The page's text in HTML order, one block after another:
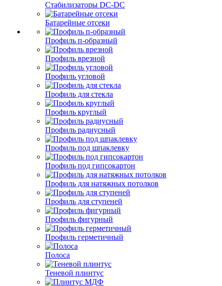
Стабилизаторы DC-DC
Батарейные отсеки
Профиль п-образный
Профиль врезной
Профиль угловой
Профиль для стекла
Профиль круглый
Профиль радиусный
Профиль под шпаклевку
Профиль под гипсокартон
Профиль для натяжных потолков
Профиль для ступеней
Профиль фигурный
Профиль герметичный
Полоса
Теневой плинтус